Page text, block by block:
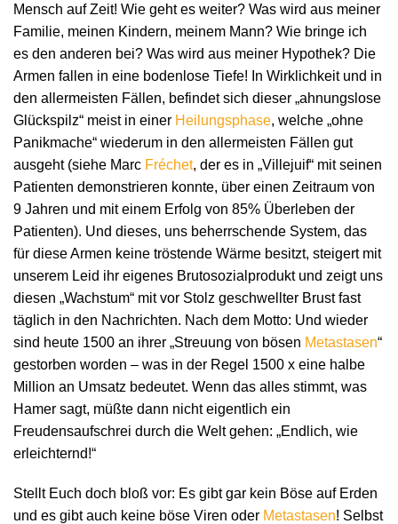
Mensch auf Zeit! Wie geht es weiter? Was wird aus meiner
Familie, meinen Kindern, meinem Mann? Wie bringe ich
es den anderen bei? Was wird aus meiner Hypothek? Die
Armen fallen in eine bodenlose Tiefe! In Wirklichkeit und in
den allermeisten Fällen, befindet sich dieser „ahnungslose
Glückspilz“ meist in einer Heilungsphase, welche „ohne
Panikmache“ wiederum in den allermeisten Fällen gut
ausgeht (siehe Marc Fréchet, der es in „Villejuif“ mit seinen
Patienten demonstrieren konnte, über einen Zeitraum von
9 Jahren und mit einem Erfolg von 85% Überleben der
Patienten). Und dieses, uns beherrschende System, das
für diese Armen keine tröstende Wärme besitzt, steigert mit
unserem Leid ihr eigenes Brutosozialprodukt und zeigt uns
diesen „Wachstum“ mit vor Stolz geschwellter Brust fast
täglich in den Nachrichten. Nach dem Motto: Und wieder
sind heute 1500 an ihrer „Streuung von bösen Metastasen“
gestorben worden – was in der Regel 1500 x eine halbe
Million an Umsatz bedeutet. Wenn das alles stimmt, was
Hamer sagt, müßte dann nicht eigentlich ein
Freudensaufschrei durch die Welt gehen: „Endlich, wie
erleichternd!“
Stellt Euch doch bloß vor: Es gibt gar kein Böse auf Erden
und es gibt auch keine böse Viren oder Metastasen! Selbst